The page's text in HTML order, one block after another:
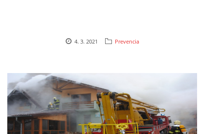
4. 3. 2021 Prevencia